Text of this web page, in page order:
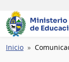
Ministerio
de
Ruta
Inicio